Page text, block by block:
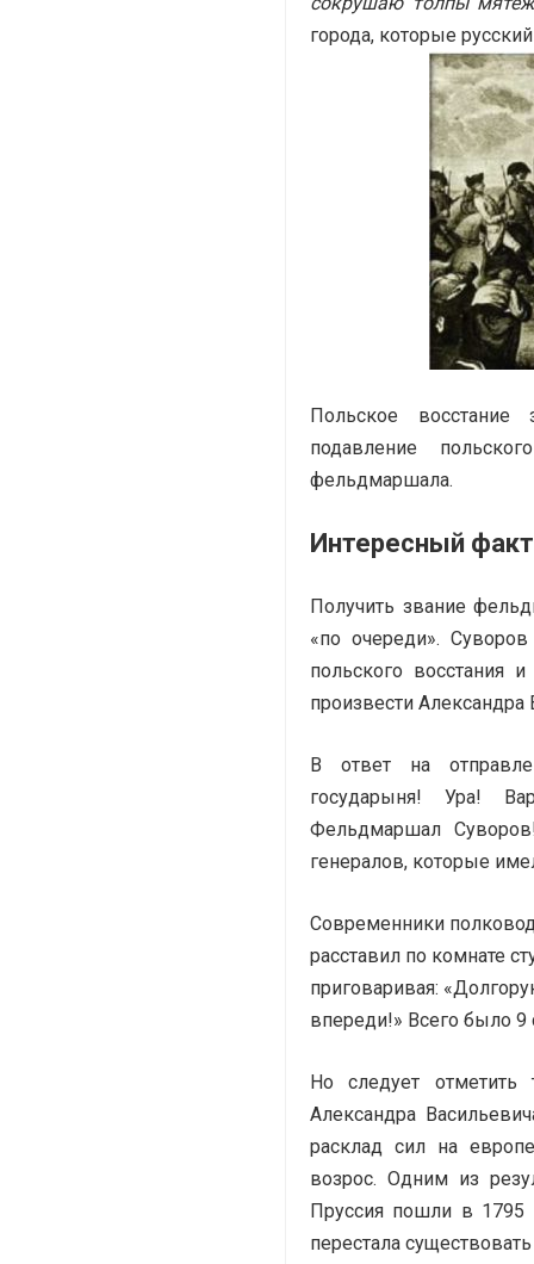
города, которые
Польское восстание
подавление
фельдмаршала.
Интересный
Получить звание
«по очереди».
польского восстания
произвести
В ответ на
государыня! Ура!
Фельдмаршал
генералов, которые
Современники
расставил по комнате
приговаривая:
впереди!» Всего было 9
Но следует отметить
Александра
расклад сил на
возрос. Одним из
Пруссия пошли в 1795
перестала